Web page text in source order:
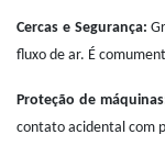
Cercas e Segurança:
fluxo de ar. É
Proteção de
contato acidental com